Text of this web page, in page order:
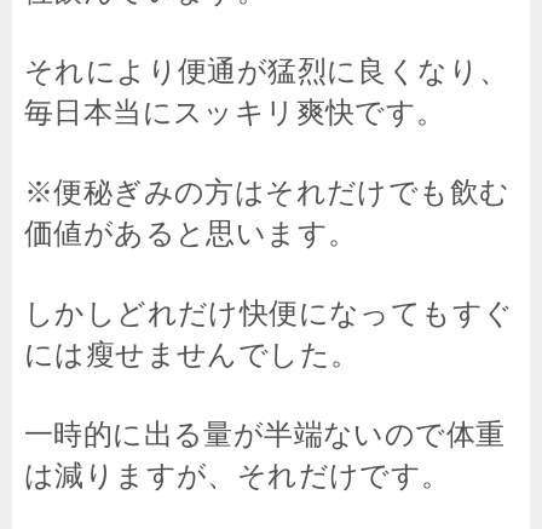
それにより便通が猛烈に良くなり、
毎日本当にスッキリ爽快です。
※便秘ぎみの方はそれだけでも飲む
価値があると思います。
しかしどれだけ快便になってもすぐ
には瘦せませんでした。
一時的に出る量が半端ないので体重
は減りますが、それだけです。